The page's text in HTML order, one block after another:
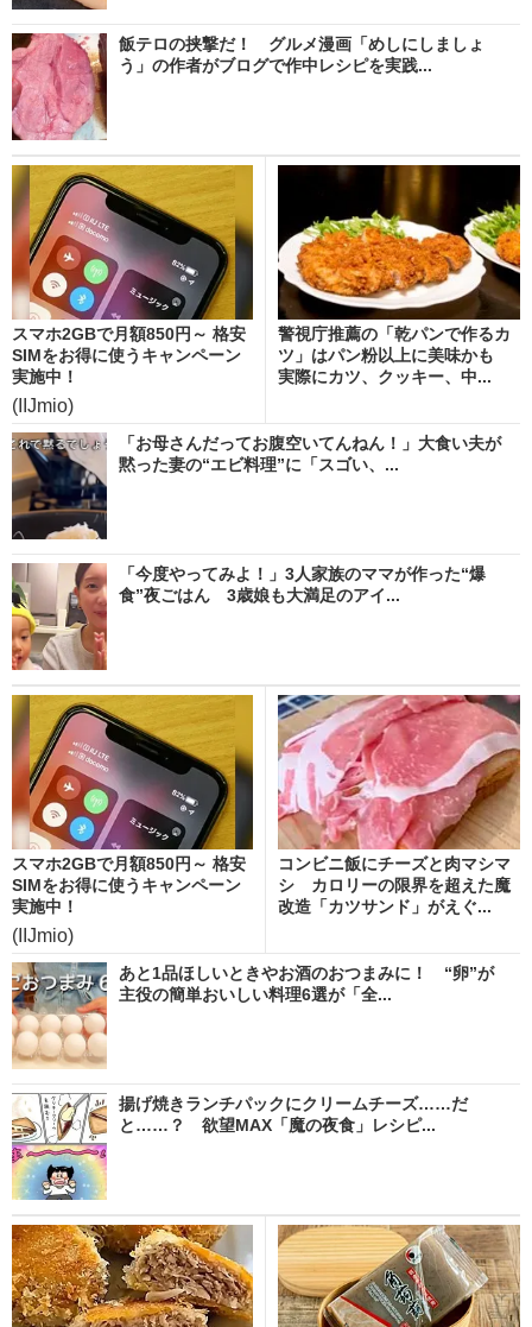
飯テロの挟撃だ！ グルメ漫画「めしにしましょ
う」の作者がブログで作中レシピを実践...
スマホ2GBで月額850円～ 格安
SIMをお得に使うキャンペーン
実施中！
(IIJmio)
警視庁推薦の「乾パンで作るカ
ツ」はパン粉以上に美味かも
実際にカツ、クッキー、中...
「お母さんだってお腹空いてんねん！」大食い夫が
黙った妻の“エビ料理”に「スゴい、...
「今度やってみよ！」3人家族のママが作った“爆
食”夜ごはん 3歳娘も大満足のアイ...
スマホ2GBで月額850円～ 格安
SIMをお得に使うキャンペーン
実施中！
(IIJmio)
コンビニ飯にチーズと肉マシマ
シ カロリーの限界を超えた魔
改造「カツサンド」がえぐ...
あと1品ほしいときやお酒のおつまみに！ “卵”が
主役の簡単おいしい料理6選が「全...
揚げ焼きランチパックにクリームチーズ……だ
と……？ 欲望MAX「魔の夜食」レシピ...